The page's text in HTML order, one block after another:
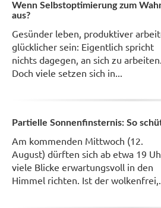
Wenn Selbstoptimierung zum
aus?
Gesünder leben, produktiver
glücklicher sein: Eigentlich spricht
nichts dagegen, an sich zu arbeiten.
Doch viele setzen sich in...
Partielle Sonnenfinsternis: So
Am kommenden Mittwoch (12.
August) dürften sich ab etwa 19
viele Blicke erwartungsvoll in den
Himmel richten. Ist der wolkenfrei,...